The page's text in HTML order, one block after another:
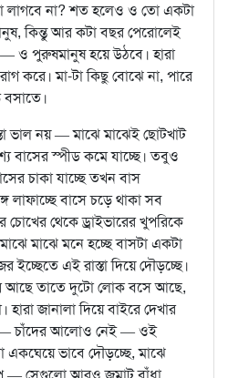
লাগবে না? শত হলেও ও তো একটা
কিন্তু আর কটা বছর পেরোলেই
ও পুরুষমানুষ হয়ে উঠবে। হারা
করে। মা-টা কিছু বোঝে না, পারে
বসাতে।
ভাল নয় — মাঝে মাঝেই ছোটখাট
বাসের স্পীড কমে যাচ্ছে। তবুও
চাকা যাচ্ছে তখন বাস
লাফাচ্ছে বাসে চড়ে থাকা সব
থেকে ড্রাইভারের খুপরিকে
মাঝে মনে হচ্ছে বাসটা একটা
ইচ্ছেতে এই রাস্তা দিয়ে দৌড়চ্ছে।
আছে তাতে দুটো লোক বসে আছে,
জানালা দিয়ে বাইরে দেখার
— চাঁদের আলোও নেই — ওই
একঘেয়ে ভাবে দৌড়চ্ছে, মাঝে